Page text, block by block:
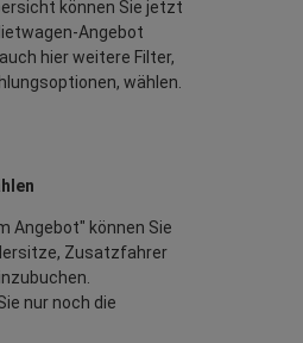
können Sie jetzt
Angebot
hier weitere Filter,
wählen.
Angebot" können Sie
Zusatzfahrer
nur noch die